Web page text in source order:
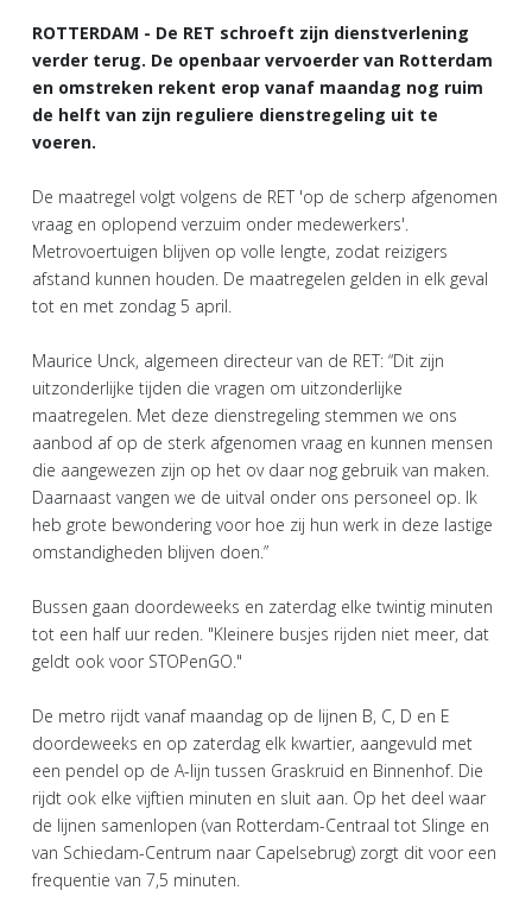
ROTTERDAM - De RET schroeft zijn dienstverlening
verder terug. De openbaar vervoerder van Rotterdam
en omstreken rekent erop vanaf maandag nog ruim
de helft van zijn reguliere dienstregeling uit te
voeren.
De maatregel volgt volgens de RET 'op de scherp afgenomen
vraag en oplopend verzuim onder medewerkers'.
Metrovoertuigen blijven op volle lengte, zodat reizigers
afstand kunnen houden. De maatregelen gelden in elk geval
tot en met zondag 5 april.
Maurice Unck, algemeen directeur van de RET: “Dit zijn
uitzonderlijke tijden die vragen om uitzonderlijke
maatregelen. Met deze dienstregeling stemmen we ons
aanbod af op de sterk afgenomen vraag en kunnen mensen
die aangewezen zijn op het ov daar nog gebruik van maken.
Daarnaast vangen we de uitval onder ons personeel op. Ik
heb grote bewondering voor hoe zij hun werk in deze lastige
omstandigheden blijven doen.”
Bussen gaan doordeweeks en zaterdag elke twintig minuten
tot een half uur reden. "Kleinere busjes rijden niet meer, dat
geldt ook voor STOPenGO."
De metro rijdt vanaf maandag op de lijnen B, C, D en E
doordeweeks en op zaterdag elk kwartier, aangevuld met
een pendel op de A-lijn tussen Graskruid en Binnenhof. Die
rijdt ook elke vijftien minuten en sluit aan. Op het deel waar
de lijnen samenlopen (van Rotterdam-Centraal tot Slinge en
van Schiedam-Centrum naar Capelsebrug) zorgt dit voor een
frequentie van 7,5 minuten.